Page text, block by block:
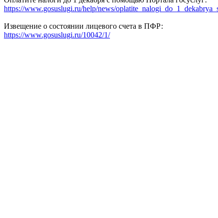
https://www.gosuslugi.ru/help/news/
Извещение о состоянии лицевого счета в ПФР:
https://www.gosuslugi.ru/10042/1/